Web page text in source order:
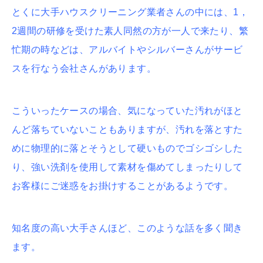
とくに大手ハウスクリーニング業者さんの中には、1，
2週間の研修を受けた素人同然の方が一人で来たり、繁
忙期の時などは、アルバイトやシルバーさんがサービ
スを行なう会社さんがあります。
こういったケースの場合、気になっていた汚れがほと
んど落ちていないこともありますが、汚れを落とすた
めに物理的に落とそうとして硬いものでゴシゴシした
り、強い洗剤を使用して素材を傷めてしまったりして
お客様にご迷惑をお掛けすることがあるようです。
知名度の高い大手さんほど、このような話を多く聞き
ます。